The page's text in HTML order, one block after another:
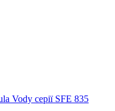
Vody серії SFE 835